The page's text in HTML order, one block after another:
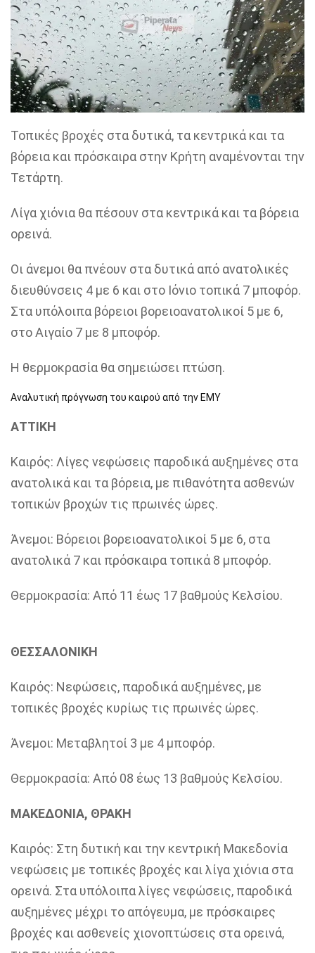
Τοπικές βροχές στα δυτικά, τα κεντρικά και τα
βόρεια και πρόσκαιρα στην Κρήτη αναμένονται την
Τετάρτη.
Λίγα χιόνια θα πέσουν στα κεντρικά και τα βόρεια
ορεινά.
Οι άνεμοι θα πνέουν στα δυτικά από ανατολικές
διευθύνσεις 4 με 6 και στο Ιόνιο τοπικά 7 μποφόρ.
Στα υπόλοιπα βόρειοι βορειοανατολικοί 5 με 6,
στο Αιγαίο 7 με 8 μποφόρ.
Η θερμοκρασία θα σημειώσει πτώση.
Αναλυτική πρόγνωση του καιρού από την ΕΜΥ
ΑΤΤΙΚΗ
Καιρός: Λίγες νεφώσεις παροδικά αυξημένες στα
ανατολικά και τα βόρεια, με πιθανότητα ασθενών
τοπικών βροχών τις πρωινές ώρες.
Άνεμοι: Βόρειοι βορειοανατολικοί 5 με 6, στα
ανατολικά 7 και πρόσκαιρα τοπικά 8 μποφόρ.
Θερμοκρασία: Από 11 έως 17 βαθμούς Κελσίου.
ΘΕΣΣΑΛΟΝΙΚΗ
Καιρός: Νεφώσεις, παροδικά αυξημένες, με
τοπικές βροχές κυρίως τις πρωινές ώρες.
Άνεμοι: Μεταβλητοί 3 με 4 μποφόρ.
Θερμοκρασία: Από 08 έως 13 βαθμούς Κελσίου.
ΜΑΚΕΔΟΝΙΑ, ΘΡΑΚΗ
Καιρός: Στη δυτική και την κεντρική Μακεδονία
νεφώσεις με τοπικές βροχές και λίγα χιόνια στα
ορεινά. Στα υπόλοιπα λίγες νεφώσεις, παροδικά
αυξημένες μέχρι το απόγευμα, με πρόσκαιρες
βροχές και ασθενείς χιονοπτώσεις στα ορεινά,